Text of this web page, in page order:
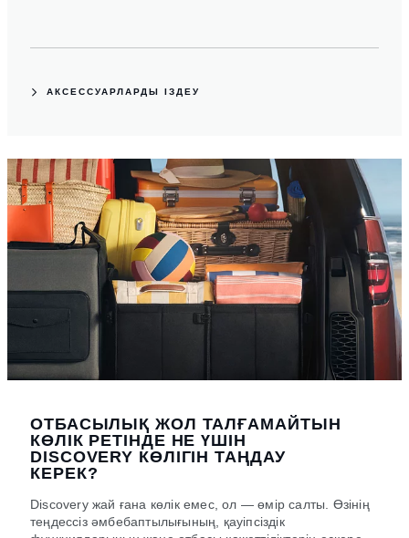
АКСЕССУАРЛАРДЫ ІЗДЕУ
ОТБАСЫЛЫҚ ЖОЛ ТАЛҒАМАЙТЫН
КӨЛІК РЕТІНДЕ НЕ ҮШІН
DISCOVERY КӨЛІГІН ТАҢДАУ
КЕРЕК?
Discovery жай ғана көлік емес, ол — өмір салты. Өзінің
теңдессіз әмбебаптылығының, қауіпсіздік